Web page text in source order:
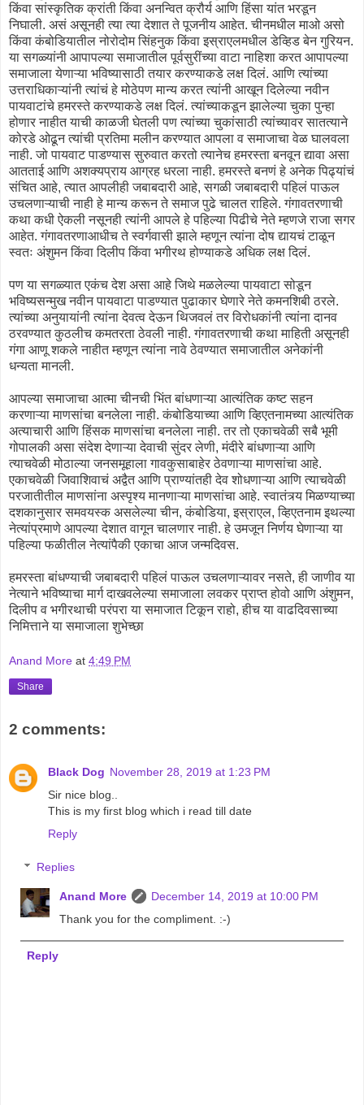
किंवा सांस्कृतिक क्रांती किंवा अनन्वित क्रौर्य आणि हिंसा यांत भरडून
निघाली. असं असूनही त्या त्या देशात ते पूजनीय आहेत. चीनमधील माओ असो
किंवा कंबोडियातील नोरोदोम सिंहनुक किंवा इस्राएलमधील डेव्हिड बेन गुरियन.
या सगळ्यांनी आपापल्या समाजातील पूर्वसुरींच्या वाटा नाहिशा करत आपापल्या
समाजाला येणाऱ्या भविष्यासाठी तयार करण्याकडे लक्ष दिलं. आणि त्यांच्या
उत्तराधिकाऱ्यांनी त्यांचं हे मोठेपण मान्य करत त्यांनी आखून दिलेल्या नवीन
पायवाटांचे हमरस्ते करण्याकडे लक्ष दिलं. त्यांच्याकडून झालेल्या चुका पुन्हा
होणार नाहीत याची काळजी घेतली पण त्यांच्या चुकांसाठी त्यांच्यावर सातत्याने
कोरडे ओढून त्यांची प्रतिमा मलीन करण्यात आपला व समाजाचा वेळ घालवला
नाही. जो पायवाट पाडण्यास सुरुवात करतो त्यानेच हमरस्ता बनवून द्यावा असा
आतताई आणि अशक्यप्राय आग्रह धरला नाही. हमरस्ते बनणं हे अनेक पिढ्यांचं
संचित आहे, त्यात आपलीही जबाबदारी आहे, सगळी जबाबदारी पहिलं पाऊल
उचलणाऱ्याची नाही हे मान्य करून ते समाज पुढे चालत राहिले. गंगावतरणाची
कथा कधी ऐकली नसूनही त्यांनी आपले हे पहिल्या पिढीचे नेते म्हणजे राजा सगर
आहेत. गंगावतरणाआधीच ते स्वर्गवासी झाले म्हणून त्यांना दोष द्यायचं टाळून
स्वतः अंशुमन किंवा दिलीप किंवा भगीरथ होण्याकडे अधिक लक्ष दिलं.
पण या सगळ्यात एकंच देश असा आहे जिथे मळलेल्या पायवाटा सोडून
भविष्यसन्मुख नवीन पायवाटा पाडण्यात पुढाकार घेणारे नेते कमनशिबी ठरले.
त्यांच्या अनुयायांनी त्यांना देवत्व देऊन थिजवलं तर विरोधकांनी त्यांना दानव
ठरवण्यात कुठलीच कमतरता ठेवली नाही. गंगावतरणाची कथा माहिती असूनही
गंगा आणू शकले नाहीत म्हणून त्यांना नावे ठेवण्यात समाजातील अनेकांनी
धन्यता मानली.
आपल्या समाजाचा आत्मा चीनची भिंत बांधणाऱ्या आत्यंतिक कष्ट सहन
करणाऱ्या माणसांचा बनलेला नाही. कंबोडियाच्या आणि व्हिएतनामच्या आत्यंतिक
अत्याचारी आणि हिंसक माणसांचा बनलेला नाही. तर तो एकाचवेळी सबै भूमी
गोपालकी असा संदेश देणाऱ्या देवाची सुंदर लेणी, मंदीरे बांधणाऱ्या आणि
त्याचवेळी मोठाल्या जनसमूहाला गावकुसाबाहेर ठेवणाऱ्या माणसांचा आहे.
एकाचवेळी जिवाशिवाचं अद्वैत आणि प्राण्यांतही देव शोधणाऱ्या आणि त्याचवेळी
परजातीतील माणसांना अस्पृश्य मानणाऱ्या माणसांचा आहे. स्वातंत्र्य मिळण्याच्या
दशकानुसार समवयस्क असलेल्या चीन, कंबोडिया, इस्राएल, व्हिएतनाम इथल्या
नेत्यांप्रमाणे आपल्या देशात वागून चालणार नाही. हे उमजून निर्णय घेणाऱ्या या
पहिल्या फळीतील नेत्यांपैकी एकाचा आज जन्मदिवस.
हमरस्ता बांधण्याची जबाबदारी पहिलं पाऊल उचलणाऱ्यावर नसते, ही जाणीव या
नेत्याने भविष्याचा मार्ग दाखवलेल्या समाजाला लवकर प्राप्त होवो आणि अंशुमन,
दिलीप व भगीरथाची परंपरा या समाजात टिकून राहो, हीच या वाढदिवसाच्या
निमित्ताने या समाजाला शुभेच्छा
Anand More at 4:49 PM
Share
2 comments:
Black Dog November 28, 2019 at 1:23 PM
Sir nice blog..
This is my first blog which i read till date
Reply
Replies
Anand More
December 14, 2019 at 10:00 PM
Thank you for the compliment. :-)
Reply